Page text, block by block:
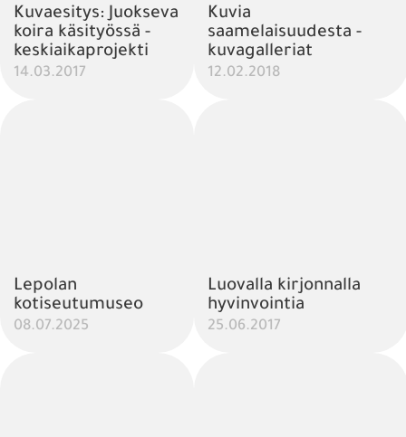
Kuvaesitys: Juokseva
koira käsityössä -
keskiaikaprojekti
14.03.2017
Kuvia
saamelaisuudesta -
kuvagalleriat
12.02.2018
Lepolan
kotiseutumuseo
08.07.2025
Luovalla kirjonnalla
hyvinvointia
25.06.2017